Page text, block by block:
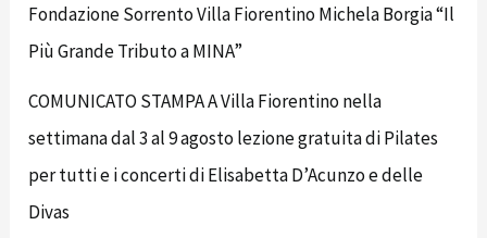
Fondazione Sorrento Villa Fiorentino Michela Borgia “Il
Più Grande Tributo a MINA”
COMUNICATO STAMPA A Villa Fiorentino nella
settimana dal 3 al 9 agosto lezione gratuita di Pilates
per tutti e i concerti di Elisabetta D’Acunzo e delle
Divas